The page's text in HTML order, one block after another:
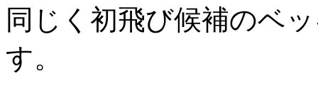
同じく初飛び候補のベ
す。